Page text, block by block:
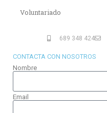
Voluntariado
689 348 424
CONTACTA CON NOSOTROS
Nombre
Email